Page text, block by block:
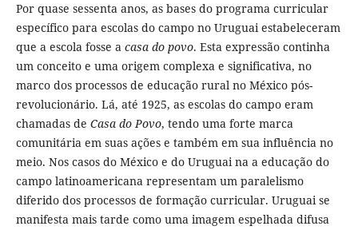
Por quase sessenta anos, as bases do programa curricular
específico para escolas do campo no Uruguai estabeleceram
que a escola fosse a casa do povo. Esta expressão continha
um conceito e uma origem complexa e significativa, no
marco dos processos de educação rural no México pós-
revolucionário. Lá, até 1925, as escolas do campo eram
chamadas de Casa do Povo, tendo uma forte marca
comunitária em suas ações e também em sua influência no
meio. Nos casos do México e do Uruguai na a educação do
campo latinoamericana representam um paralelismo
diferido dos processos de formação curricular. Uruguai se
manifesta mais tarde como uma imagem espelhada difusa